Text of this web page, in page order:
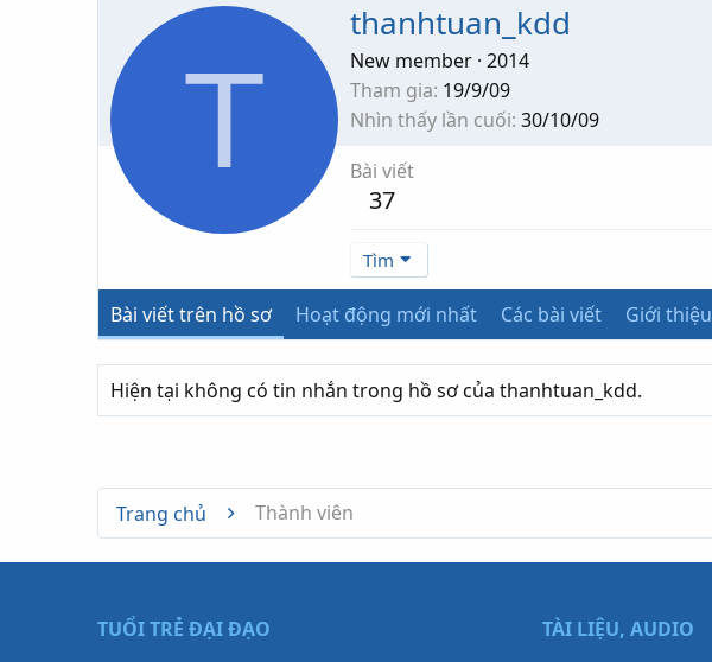
T
thanhtuan_kdd
New member · 2014
Tham gia 19/9/09
Nhìn thấy lần cuối 30/10/09
Bài viết
37
Tìm
Bài viết trên hồ sơ Hoạt động mới nhất Các bài viết Giới thiệu
Hiện tại không có tin nhắn trong hồ sơ của thanhtuan_kdd.
Trang chủ Thành viên
TUỔI TRẺ ĐẠI ĐẠO TÀI LIỆU, AUDIO